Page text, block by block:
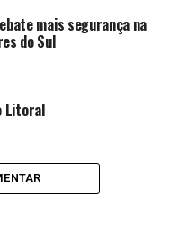
mais segurança na
do Sul
Litoral